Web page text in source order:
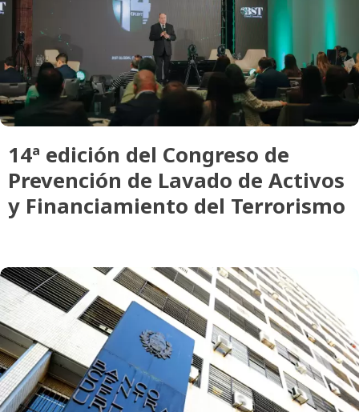
14ª edición del Congreso de
Prevención de Lavado de Activos
y Financiamiento del Terrorismo